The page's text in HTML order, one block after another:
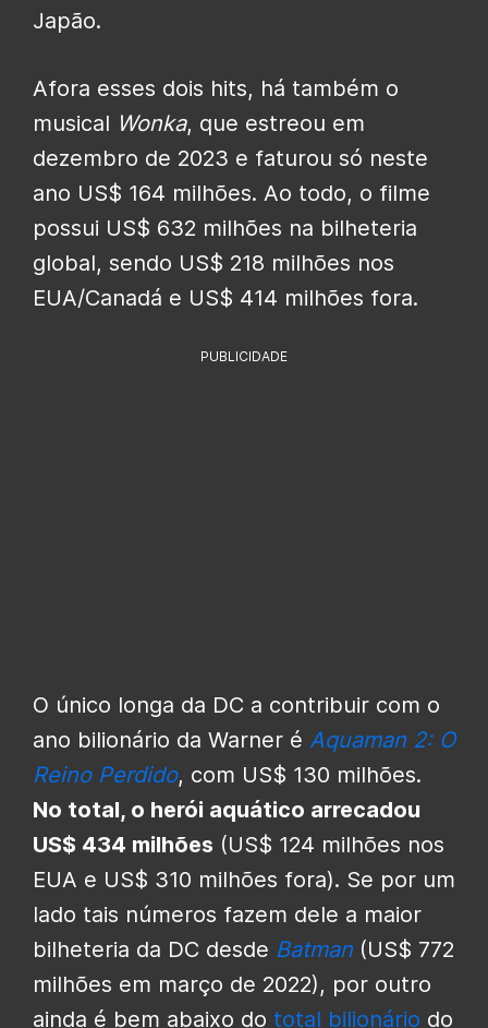
Japão.
Afora esses dois hits, há também o
musical Wonka, que estreou em
dezembro de 2023 e faturou só neste
ano US$ 164 milhões. Ao todo, o filme
possui US$ 632 milhões na bilheteria
global, sendo US$ 218 milhões nos
EUA/Canadá e US$ 414 milhões fora.
PUBLICIDADE
O único longa da DC a contribuir com o
ano bilionário da Warner é Aquaman 2: O
Reino Perdido, com US$ 130 milhões.
No total, o herói aquático arrecadou
US$ 434 milhões (US$ 124 milhões nos
EUA e US$ 310 milhões fora). Se por um
lado tais números fazem dele a maior
bilheteria da DC desde Batman (US$ 772
milhões em março de 2022), por outro
ainda é bem abaixo do total bilionário do